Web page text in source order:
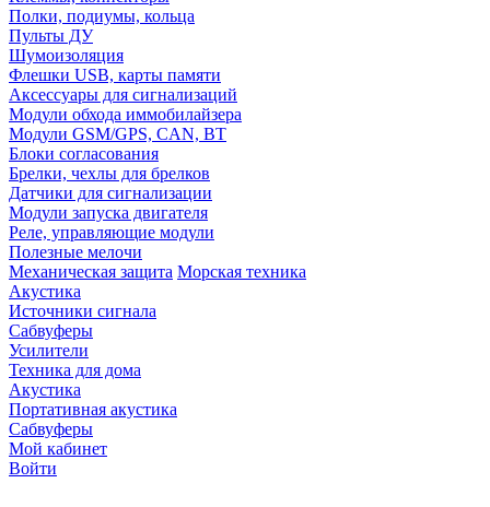
Полки, подиумы, кольца
Пульты ДУ
Шумоизоляция
Флешки USB, карты памяти
Аксессуары для сигнализаций
Модули обхода иммобилайзера
Модули GSM/GPS, CAN, BT
Блоки согласования
Брелки, чехлы для брелков
Датчики для сигнализации
Модули запуска двигателя
Реле, управляющие модули
Полезные мелочи
Механическая защита Морская техника
Акустика
Источники сигнала
Сабвуферы
Усилители
Техника для дома
Акустика
Портативная акустика
Сабвуферы
Мой кабинет
Войти